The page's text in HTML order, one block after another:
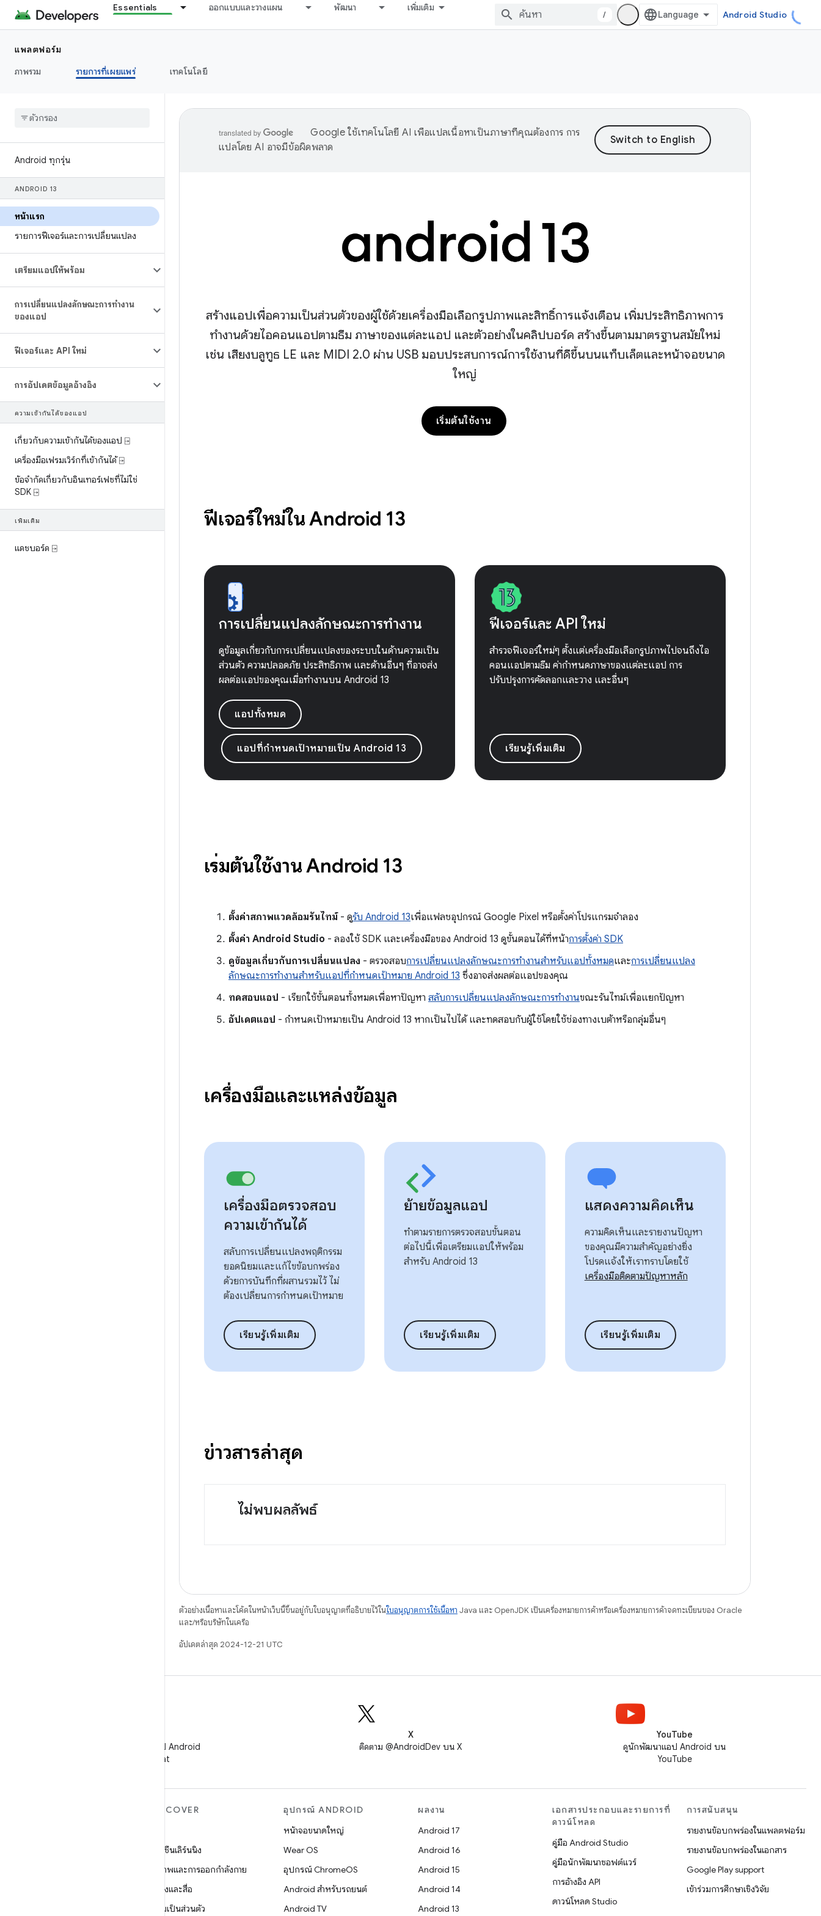
Essentials ออกแบบและวางแผน พัฒนา เพิ่มเติม
/ Android Studio
แพลตฟอร์ม
ภาพรวม
รายการที่เผยแพร่ เทคโนโลยี
Android ทุกรุ่น
ANDROID 13
หน้าแรก
รายการฟีเจอร์และการเปลี่ยนแปลง
เตรียมแอปให้พร้อม
การเปลี่ยนแปลงลักษณะการทํางาน
ของแอป
ฟีเจอร์และ API ใหม่
การอัปเดตข้อมูลอ้างอิง
ความเข้ากันได้ของแอป
เกี่ยวกับความเข้ากันได้ของแอป ⍈
เครื่องมือเฟรมเวิร์กที่เข้ากันได้ ⍈
ข้อจำกัดเกี่ยวกับอินเทอร์เฟซที่ไม่ใช่
SDK ⍈
เพิ่มเติม
แดชบอร์ด ⍈
Google ใช้เทคโนโลยี AI เพื่อแปลเนื้อหาเป็นภาษาที่คุณต้องการ การ
แปลโดย AI อาจมีข้อผิดพลาด
สร้างแอปเพื่อความเป็นส่วนตัวของผู้ใช้ด้วยเครื่องมือเลือกรูปภาพและสิทธิ์การแจ้งเตือน เพิ่มประสิทธิภาพการ
ทำงานด้วยไอคอนแอปตามธีม ภาษาของแต่ละแอป และตัวอย่างในคลิปบอร์ด สร้างขึ้นตามมาตรฐานสมัยใหม่
เช่น เสียงบลูทูธ LE และ MIDI 2.0 ผ่าน USB มอบประสบการณ์การใช้งานที่ดีขึ้นบนแท็บเล็ตและหน้าจอขนาด
ใหญ่
เริ่มต้นใช้งาน
ฟีเจอร์ใหม่ใน Android 13
การเปลี่ยนแปลงลักษณะการทำงาน
ดูข้อมูลเกี่ยวกับการเปลี่ยนแปลงของระบบในด้านความเป็น
ส่วนตัว ความปลอดภัย ประสิทธิภาพ และด้านอื่นๆ ที่อาจส่ง
ผลต่อแอปของคุณเมื่อทำงานบน Android 13
แอปทั้งหมด
แอปที่กําหนดเป้าหมายเป็น Android 13
ฟีเจอร์และ API ใหม่
สำรวจฟีเจอร์ใหม่ๆ ตั้งแต่เครื่องมือเลือกรูปภาพไปจนถึงไอ
คอนแอปตามธีม ค่ากำหนดภาษาของแต่ละแอป การ
ปรับปรุงการคัดลอกและวาง และอื่นๆ
เรียนรู้เพิ่มเติม
เริ่มต้นใช้งาน Android 13
ตั้งค่าสภาพแวดล้อมรันไทม์- ดูรับ Android 13เพื่อแฟลชอุปกรณ์ Google Pixel หรือตั้งค่าโปรแกรมจำลอง
ตั้งค่า Android Studio - ลองใช้ SDK และเครื่องมือของ Android 13 ดูขั้นตอนได้ที่หน้าการตั้งค่า SDK
ดูข้อมูลเกี่ยวกับการเปลี่ยนแปลง - ตรวจสอบการเปลี่ยนแปลงลักษณะการทํางานสําหรับแอปทั้งหมดและการเปลี่ยนแปลง
ลักษณะการทํางานสําหรับแอปที่กําหนดเป้าหมาย Android 13 ซึ่งอาจส่งผลต่อแอปของคุณ
ทดสอบแอป - เรียกใช้ขั้นตอนทั้งหมดเพื่อหาปัญหา สลับการเปลี่ยนแปลงลักษณะการทำงานขณะรันไทม์เพื่อแยกปัญหา
อัปเดตแอป - กําหนดเป้าหมายเป็น Android 13 หากเป็นไปได้ และทดสอบกับผู้ใช้โดยใช้ช่องทางเบต้าหรือกลุ่มอื่นๆ
เครื่องมือและแหล่งข้อมูล
เครื่องมือตรวจสอบ
ความเข้ากันได้
สลับการเปลี่ยนแปลงพฤติกรรม
ยอดนิยมและแก้ไขข้อบกพร่อง
ด้วยการบันทึกที่ผสานรวมไว้ ไม่
ต้องเปลี่ยนการกําหนดเป้าหมาย
เรียนรู้เพิ่มเติม
ย้ายข้อมูลแอป
ทำตามรายการตรวจสอบขั้นตอน
ต่อไปนี้เพื่อเตรียมแอปให้พร้อม
สำหรับ Android 13
เรียนรู้เพิ่มเติม
แสดงความคิดเห็น
ความคิดเห็นและรายงานปัญหา
ของคุณมีความสำคัญอย่างยิ่ง
โปรดแจ้งให้เราทราบโดยใช้
เครื่องมือติดตามปัญหาหลัก
เรียนรู้เพิ่มเติม
ข่าวสารล่าสุด
ไม่พบผลลัพธ์
ตัวอย่างเนื้อหาและโค้ดในหน้าเว็บนี้ขึ้นอยู่กับใบอนุญาตที่อธิบายไว้ในใบอนุญาตการใช้เนื้อหา Java และ OpenJDK เป็นเครื่องหมายการค้าหรือเครื่องหมายการค้าจดทะเบียนของ Oracle
และ/หรือบริษัทในเครือ
อัปเดตล่าสุด 2024-12-21 UTC
ติดตามนักพัฒนาแอป Android
บน WeChat
X
ติดตาม @AndroidDev บน X
YouTube
ดูนักพัฒนาแอป Android บน
YouTube
DISCOVER
แมชชีนเลิร์นนิง
สุขภาพและการออกกำลังกาย
กล้องและสื่อ
ความเป็นส่วนตัว
อุปกรณ์ ANDROID
หน้าจอขนาดใหญ่
Wear OS
อุปกรณ์ ChromeOS
Android สำหรับรถยนต์
Android TV
ผลงาน
Android 17
Android 16
Android 15
Android 14
Android 13
เอกสารประกอบและรายการที่
ดาวน์โหลด
คู่มือ Android Studio
คู่มือนักพัฒนาซอฟต์แวร์
การอ้างอิง API
ดาวน์โหลด Studio
การสนับสนุน
รายงานข้อบกพร่องในแพลตฟอร์ม
รายงานข้อบกพร่องในเอกสาร
Google Play support
เข้าร่วมการศึกษาเชิงวิจัย